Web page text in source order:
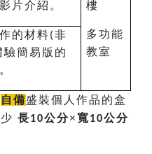
片介紹。
樓
多功能
教室
的材料(非
驗簡易版的
自備盛裝個人作品的盒
長10公分×寬10公分